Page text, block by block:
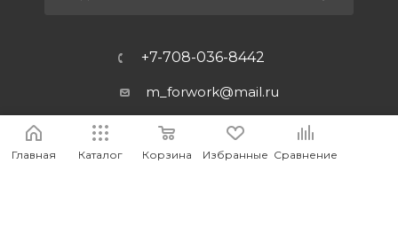
+7-708-036-8442
m_forwork@mail.ru
г.Костанай, пр. Аль-Фараби 65
Главная Каталог Корзина Избранные Сравнение